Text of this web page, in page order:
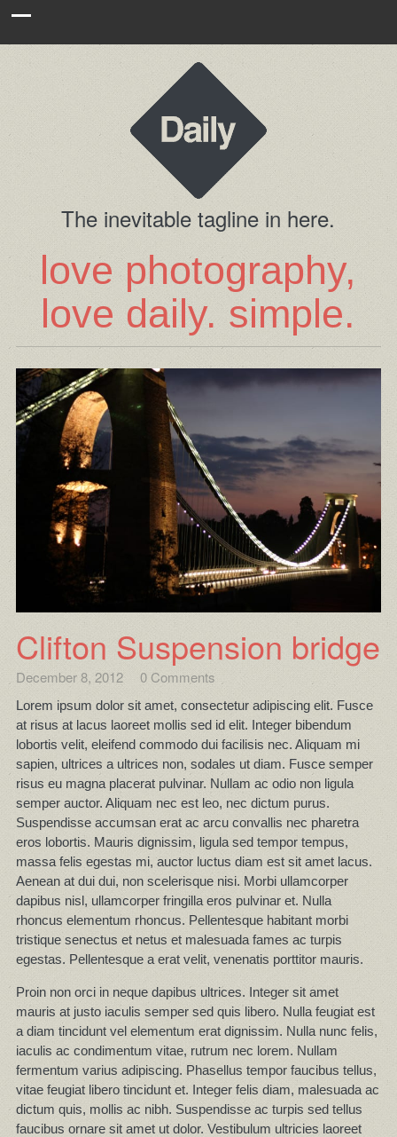
The inevitable tagline in here.
love photography,
love daily. simple.
Clifton Suspension bridge
December 8, 2012 0 Comments
Lorem ipsum dolor sit amet, consectetur adipiscing elit. Fusce
at risus at lacus laoreet mollis sed id elit. Integer bibendum
lobortis velit, eleifend commodo dui facilisis nec. Aliquam mi
sapien, ultrices a ultrices non, sodales ut diam. Fusce semper
risus eu magna placerat pulvinar. Nullam ac odio non ligula
semper auctor. Aliquam nec est leo, nec dictum purus.
Suspendisse accumsan erat ac arcu convallis nec pharetra
eros lobortis. Mauris dignissim, ligula sed tempor tempus,
massa felis egestas mi, auctor luctus diam est sit amet lacus.
Aenean at dui dui, non scelerisque nisi. Morbi ullamcorper
dapibus nisl, ullamcorper fringilla eros pulvinar et. Nulla
rhoncus elementum rhoncus. Pellentesque habitant morbi
tristique senectus et netus et malesuada fames ac turpis
egestas. Pellentesque a erat velit, venenatis porttitor mauris.
Proin non orci in neque dapibus ultrices. Integer sit amet
mauris at justo iaculis semper sed quis libero. Nulla feugiat est
a diam tincidunt vel elementum erat dignissim. Nulla nunc felis,
iaculis ac condimentum vitae, rutrum nec lorem. Nullam
fermentum varius adipiscing. Phasellus tempor faucibus tellus,
vitae feugiat libero tincidunt et. Integer felis diam, malesuada ac
dictum quis, mollis ac nibh. Suspendisse ac turpis sed tellus
faucibus ornare sit amet ut dolor. Vestibulum ultricies laoreet